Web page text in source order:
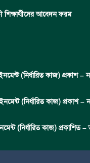
শিক্ষার্থীদের আবেদন ফরম
(নির্ধারিত কাজ) প্রকাশ –
(নির্ধারিত কাজ) প্রকাশ –
(নির্ধারিত কাজ)